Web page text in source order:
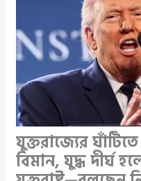
যুক্তরাজ্যের
বিমান, যুদ্ধ দীর্ঘ